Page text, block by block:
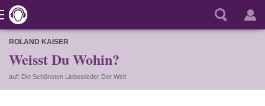
ROLAND KAISER
Weisst Du Wohin?
auf: Die Schönsten Liebeslieder Der Welt